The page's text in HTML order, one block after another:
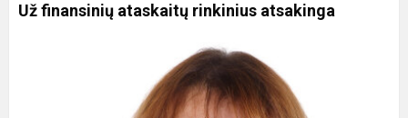
Už finansinių ataskaitų rinkinius atsakinga